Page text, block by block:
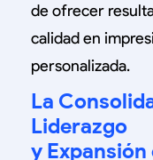
de ofrecer
calidad en
personalizada.
La
Liderazgo
y Expansión